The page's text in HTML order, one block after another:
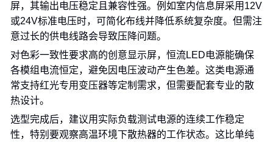
屏，其输出电压稳定且兼容性强。例如室内信息屏采用12V
或24V标准电压时，可简化布线并降低系统复杂度。但需注
意过长的供电线路会导致压降问题。
对色彩一致性要求高的创意显示屏，恒流LED电源能确保
各模组电流恒定，避免因电压波动产生色差。这类电源通
常支持红光专用变压器等定制需求，但需要配套专业的散
热设计。
选型完成后，建议用实际负载测试电源的连续工作稳定
性，特别要观察高温环境下散热器的工作状态。这比单纯